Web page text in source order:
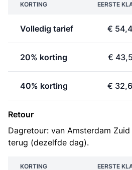
KORTING EERSTE
Volledig tarief €
20% korting €
40% korting €
Retour
Dagretour: van Amsterdam
terug (dezelfde dag).
KORTING EERSTE